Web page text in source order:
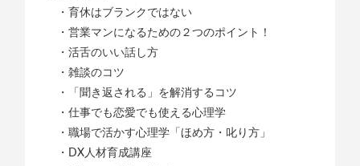
・育休はブランクではない
・営業マンになるための２つのポイント！
・活舌のいい話し方
・雑談のコツ
・「聞き返される」を解消するコツ
・仕事でも恋愛でも使える心理学
・職場で活かす心理学「ほめ方・叱り方」
・DX人材育成講座